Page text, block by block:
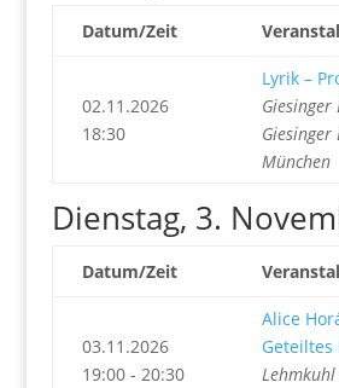
Datum/Zeit
02.11.2026
18:30
Lyrik –
Giesinger
Giesinger
München
Dienstag, 3.
Datum/Zeit
03.11.2026
19:00 - 20:30
Alice
Geteiltes